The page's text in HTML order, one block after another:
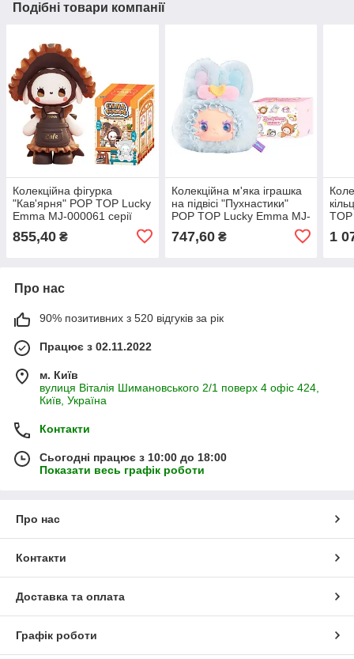
Подібні товари компанії
Колекційна фігурка
"Кав'ярня" POP TOP Lucky
Emma MJ-000061 серії
855,40 ₴
Колекційна м'яка іграшка
на підвісі "Пухнастики"
POP TOP Lucky Emma MJ-
Emma"
747,60₴ 1
Про нас
90% позитивних з 520 відгуків за рік
Працює з 02.11.2022
м. Київ
вулиця Віталія Шимановського 2/1 поверх 4 офіс 424,
Київ, Україна
Контакти
Сьогодні працює з 10:00 до 18:00
Показати весь графік роботи
Про нас
Контакти
Доставка та оплата
Графік роботи